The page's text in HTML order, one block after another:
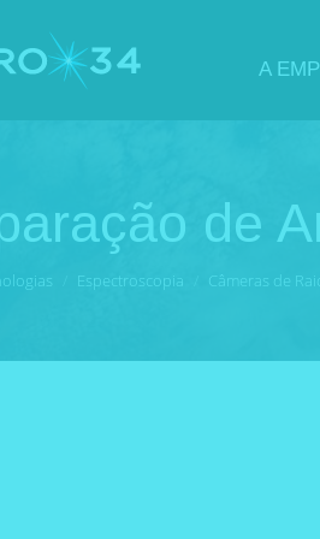
A
de
Espectroscopia Câmeras de